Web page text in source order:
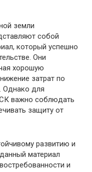
земли
собой
который успешно
Они
хорошую
затрат по
Однако для
важно соблюдать
защиту от
развитию и
материал
и